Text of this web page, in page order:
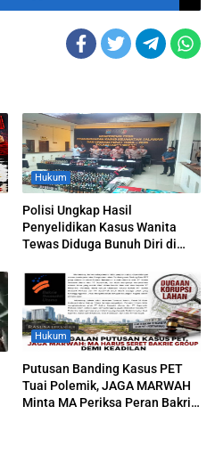
Hukum
Polisi Ungkap Hasil
Penyelidikan Kasus Wanita
Tewas Diduga Bunuh Diri di
Hukum
Putusan Banding Kasus PET
Tuai Polemik, JAGA MARWAH
Minta MA Periksa Peran Bakrie